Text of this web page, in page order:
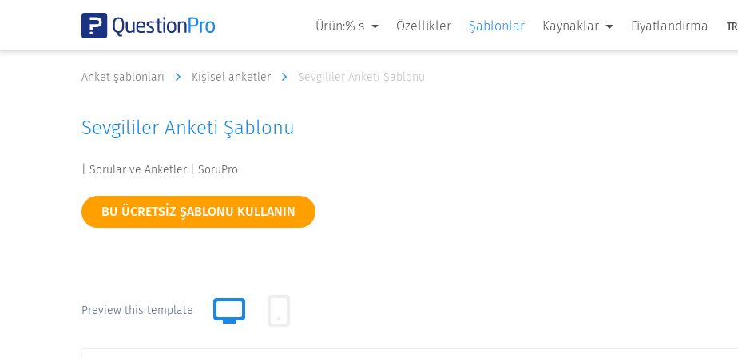
Ürün:% s Özellikler Şablonlar Kaynaklar Fiyatlandırma TR
Anket şablonları Kişisel anketler Sevgililer Anketi Şablonu
Sevgililer Anketi Şablonu
| Sorular ve Anketler | SoruPro
BU ÜCRETSIZ ŞABLONU KULLANIN
Preview this template